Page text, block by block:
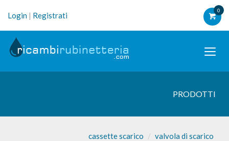
Login | Registrati
0
PRODOTTI
cassette scarico valvola di scarico